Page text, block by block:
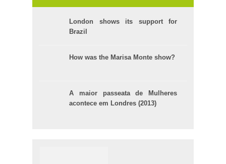
London shows its support for
Brazil
How was the Marisa Monte show?
A maior passeata de Mulheres
acontece em Londres (2013)